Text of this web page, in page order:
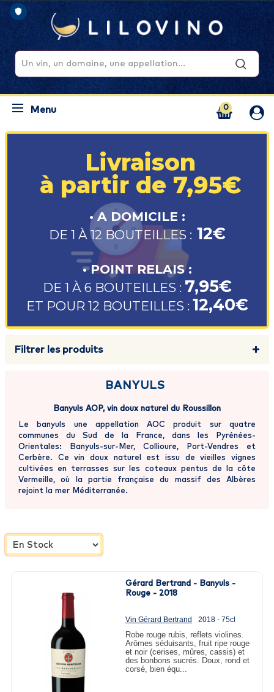
0
Menu
Livraison
à partir de 7,95€
• A DOMICILE :
DE 1 À 12 BOUTEILLES : 12€
• POINT RELAIS :
DE 1 À 6 BOUTEILLES : 7,95€
ET POUR 12 BOUTEILLES : 12,40€
Filtrer les produits
BANYULS
Banyuls AOP, vin doux naturel du Roussillon
Le banyuls une appellation AOC produit sur quatre
communes du Sud de la France, dans les Pyrénées-
Orientales: Banyuls-sur-Mer, Collioure, Port-Vendres et
Cerbère. Ce vin doux naturel est issu de vieilles vignes
cultivées en terrasses sur les coteaux pentus de la côte
Vermeille, où la partie française du massif des Albères
rejoint la mer Méditerranée.
Gérard Bertrand - Banyuls -
Rouge - 2018
Vin Gérard Bertrand 2018 - 75cl
Robe rouge rubis, reflets violines.
Arômes séduisants, fruit ripe rouge
et noir (cerises, mûres, cassis) et
des bonbons sucrés. Doux, rond et
corsé, bien équ...